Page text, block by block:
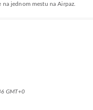
jednom mestu na Airpaz.
GMT+0